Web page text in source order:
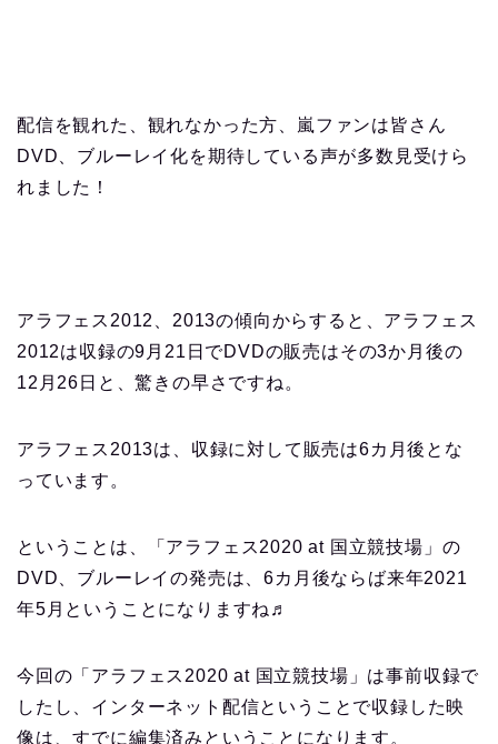
配信を観れた、観れなかった方、嵐ファンは皆さん
DVD、ブルーレイ化を期待している声が多数見受けら
れました！
アラフェス2012、2013の傾向からすると、アラフェス
2012は収録の9月21日でDVDの販売はその3か月後の
12月26日と、驚きの早さですね。
アラフェス2013は、収録に対して販売は6カ月後とな
っています。
ということは、「アラフェス2020 at 国立競技場」の
DVD、ブルーレイの発売は、6カ月後ならば来年2021
年5月ということになりますね♬
今回の「アラフェス2020 at 国立競技場」は事前収録で
したし、インターネット配信ということで収録した映
像は、すでに編集済みということになります。